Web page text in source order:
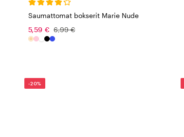
Saumattomat bokserit Marie Nude
5,59 € 6,99 €
-20%